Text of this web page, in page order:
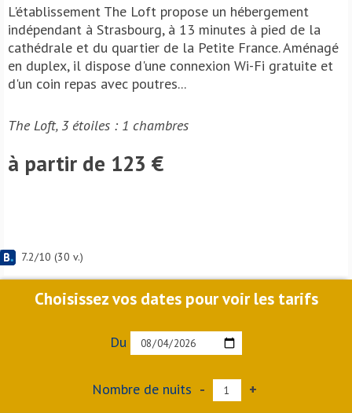
L'établissement The Loft propose un hébergement
indépendant à Strasbourg, à 13 minutes à pied de la
cathédrale et du quartier de la Petite France. Aménagé
en duplex, il dispose d'une connexion Wi-Fi gratuite et
d'un coin repas avec poutres...
The Loft, 3 étoiles : 1 chambres
à partir de 123 €
7.2/10 (30 v.)
Choisissez vos dates pour voir les tarifs
Du
Nombre de nuits - +